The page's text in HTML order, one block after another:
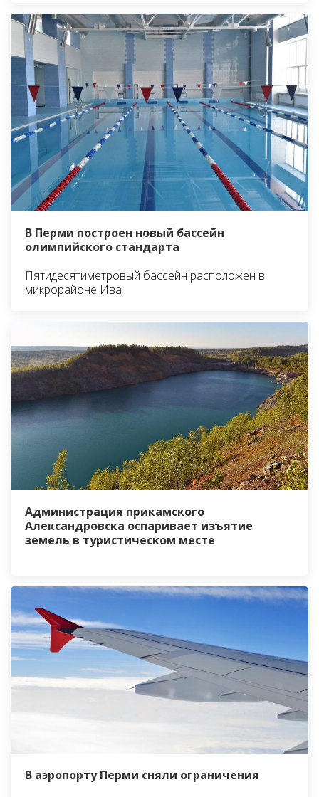
В Перми построен новый бассейн
олимпийского стандарта
Пятидесятиметровый бассейн расположен в
микрорайоне Ива
Администрация прикамского
Александровска оспаривает изъятие
земель в туристическом месте
В аэропорту Перми сняли ограничения